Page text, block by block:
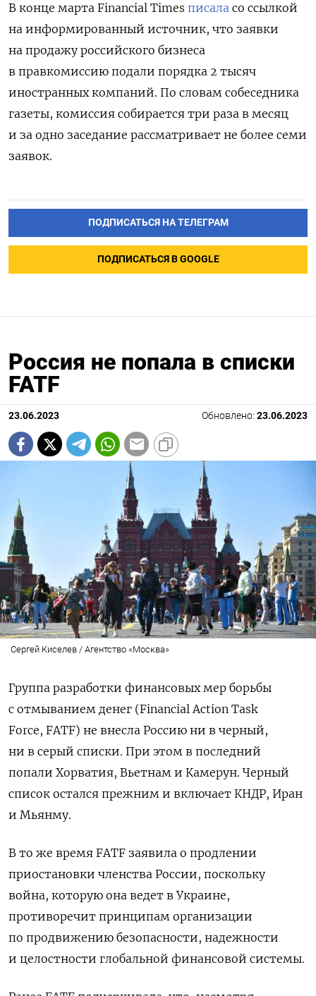
В конце марта Financial Times писала со ссылкой
на информированный источник, что заявки
на продажу российского бизнеса
в правкомиссию подали порядка 2 тысяч
иностранных компаний. По словам собеседника
газеты, комиссия собирается три раза в месяц
и за одно заседание рассматривает не более семи
заявок.
ПОДПИСАТЬСЯ НА ТЕЛЕГРАМ
ПОДПИСАТЬСЯ В GOOGLE
Россия не попала в списки
FATF
23.06.2023 Обновлено: 23.06.2023
Сергей Киселев / Агентство «Москва»
Группа разработки финансовых мер борьбы
с отмыванием денег (Financial Action Task
Force, FATF) не внесла Россию ни в черный,
ни в серый списки. При этом в последний
попали Хорватия, Вьетнам и Камерун. Черный
список остался прежним и включает КНДР, Иран
и Мьянму.
В то же время FATF заявила о продлении
приостановки членства России, поскольку
война, которую она ведет в Украине,
противоречит принципам организации
по продвижению безопасности, надежности
и целостности глобальной финансовой системы.